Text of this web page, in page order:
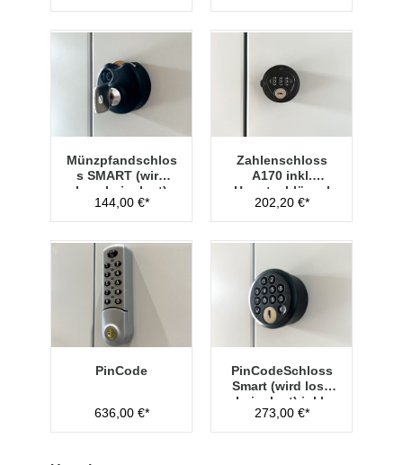
Münzpfandschlos
s SMART (wird
lose beigelegt)
144,00 €*
Zahlenschloss
A170 inkl.
Hauptschlüssel
Typ 1
202,20 €*
PinCode
636,00 €*
PinCodeSchloss
Smart (wird lose
beigelegt) inkl.
Managementschl
üssel
273,00 €*